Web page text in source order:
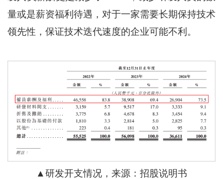
量或是薪资福利待遇，对于一家需要长期保持技术
领先性，保证技术迭代速度的企业可能不利。
▲研发开支情况，来源：招股说明书